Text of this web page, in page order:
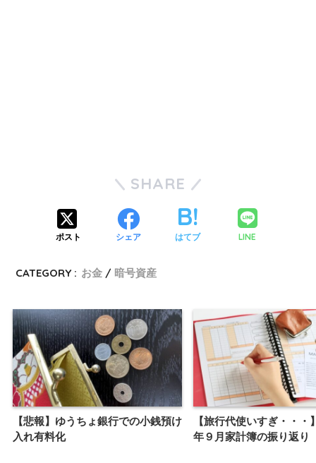
SHARE
ポスト シェア はてブ LINE
CATEGORY : お金 暗号資産
【悲報】ゆうちょ銀行での小銭預け
入れ有料化
【旅行代使いすぎ・・・
年９月家計簿の振り返り